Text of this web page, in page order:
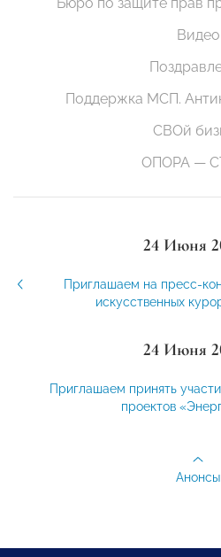
Видео
Поддержка МСП.
СВОй
ОПОРА —
24 Июня
Приглашаем на пресс-
искусственных
24 Июня
Приглашаем принять
проектов
Анонсы